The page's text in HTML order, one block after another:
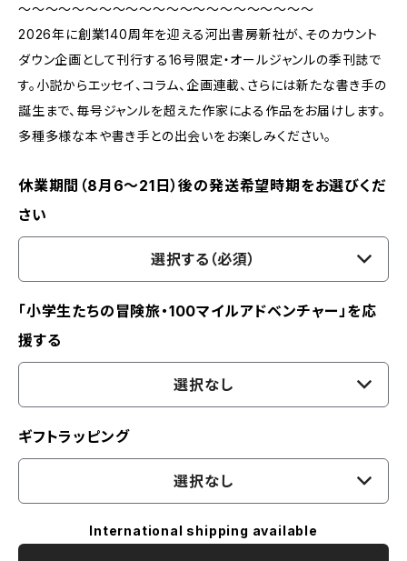
〜〜〜〜〜〜〜〜〜〜〜〜〜〜〜〜〜〜〜〜〜〜
2026年に創業140周年を迎える河出書房新社が、そのカウント
ダウン企画として刊行する16号限定・オールジャンルの季刊誌で
す。小説からエッセイ、コラム、企画連載、さらには新たな書き手の
誕生まで、毎号ジャンルを超えた作家による作品をお届けします。
多種多様な本や書き手との出会いをお楽しみください。
休業期間（8月6〜21日）後の発送希望時期をお選びくだ
さい
選択する（必須）
「小学生たちの冒険旅・100マイルアドベンチャー」を応
援する
選択なし
ギフトラッピング
選択なし
International shipping available